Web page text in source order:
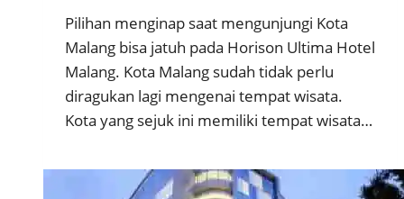
Pilihan menginap saat mengunjungi Kota
Malang bisa jatuh pada Horison Ultima Hotel
Malang. Kota Malang sudah tidak perlu
diragukan lagi mengenai tempat wisata.
Kota yang sejuk ini memiliki tempat wisata…